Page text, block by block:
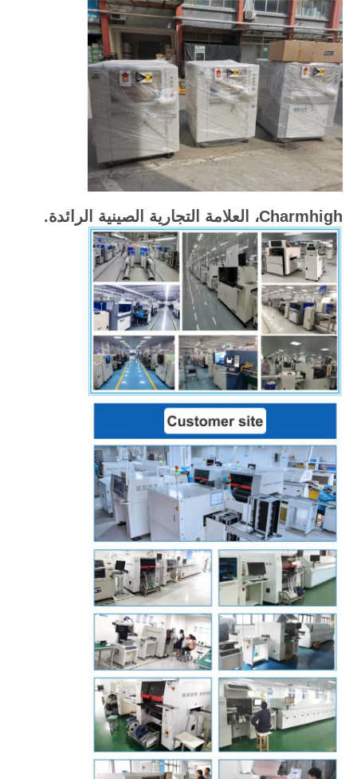
Charmhigh، العلامة التجارية الصينية الرائدة.